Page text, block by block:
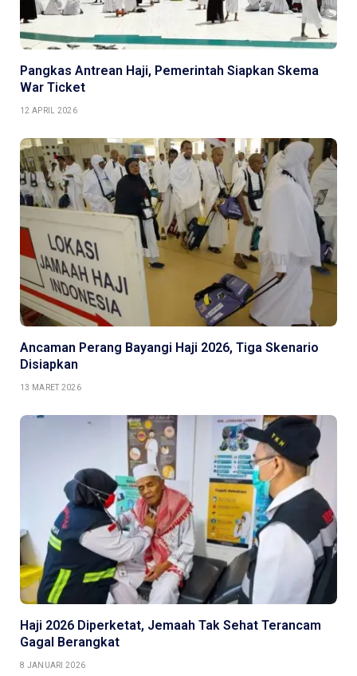
Pangkas Antrean Haji, Pemerintah Siapkan Skema
War Ticket
12 APRIL 2026
Ancaman Perang Bayangi Haji 2026, Tiga Skenario
Disiapkan
13 MARET 2026
Haji 2026 Diperketat, Jemaah Tak Sehat Terancam
Gagal Berangkat
8 JANUARI 2026